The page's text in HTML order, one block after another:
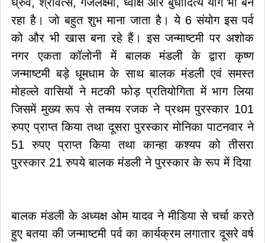
रहा है। जो बहुत शुभ माना जाता है। ये 6 संयोग इस पर्व
को और भी खास बना रहे हैं। इस जन्माष्टमी पर अशोक
नगर एकता कॉलोनी में बालक मंडली के द्वारा कृष्ण
जन्माष्टमी बड़े धूमधाम के साथ बालक मंडली एवं समस्त
मोहल्ले वासियों ने मटकी फोड़ प्रतियोगिता में भाग लिया
जिसमें मुख्य रूप से तन्मय रजक ने प्रथम पुरस्कार 101
रुपए प्राप्त किया तथा दूसरा पुरस्कार मोनिका पाटनवार ने
51 रुपए प्राप्त किया तथा कान्हा कश्यप को तीसरा
पुरस्कार 21 रुपये बालक मंडली ने पुरस्कार के रूप में दिया
बालक मंडली के अध्यक्ष ओम यादव ने मीडिया से चर्चा करते
हुए बतया की जन्माष्टमी पर्व का कार्यक्रम लगातार दूसरे वर्ष